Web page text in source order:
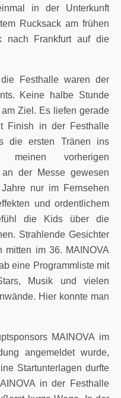
in der Unterkunft
Rucksack am frühen
nach Frankfurt auf die
Festhalle waren der
Keine halbe Stunde
Ziel. Es liefen gerade
Finish in der Festhalle
die ersten Tränen ins
vorherigen
an der Messe gewesen
nur im Fernsehen
und ordentlichem
die Kids über die
Strahlende Gesichter
im 36. MAINOVA
eine Programmliste mit
Musik und vielen
Hier konnte man
MAINOVA im
angemeldet wurde,
Startunterlagen durfte
in der Festhalle